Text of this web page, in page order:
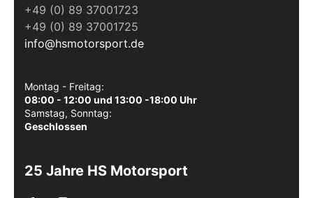
+49 (0) 89 37001723
+49 (0) 89 37001725
info@hsmotorsport.de
Montag - Freitag:
08:00 - 12:00 und 13:00 -18:00 Uhr
Samstag, Sonntag:
Geschlossen
25 Jahre HS Motorsport